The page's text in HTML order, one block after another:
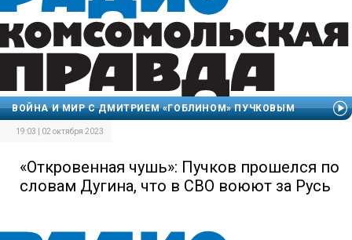
ВОЙНА И МИР С ДМИТРИЕМ «ГОБЛИНОМ» ПУЧКОВЫМ
19:03 | 02 октября 2023
«Откровенная чушь»: Пучков прошелся по
словам Дугина, что в СВО воюют за Русь